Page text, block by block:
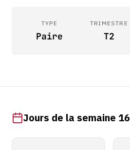
TYPE
Paire
TRIMESTRE
T2
Jours de la semaine 16